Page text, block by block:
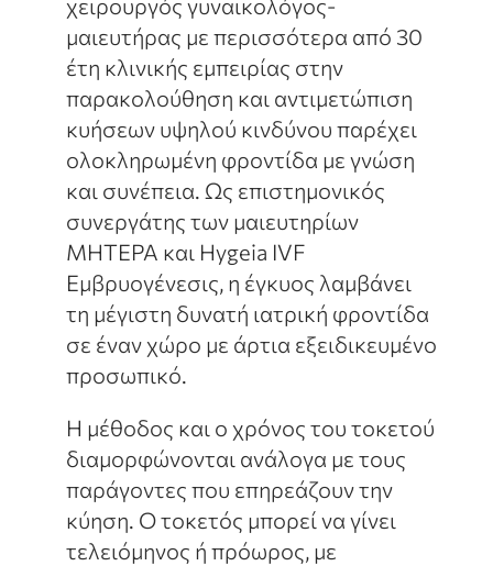
χειρουργός γυναικολόγος-
μαιευτήρας με περισσότερα από 30
έτη κλινικής εμπειρίας στην
παρακολούθηση και αντιμετώπιση
κυήσεων υψηλού κινδύνου παρέχει
ολοκληρωμένη φροντίδα με γνώση
και συνέπεια. Ως επιστημονικός
συνεργάτης των μαιευτηρίων
ΜΗΤΕΡΑ και Hygeia IVF
Εμβρυογένεσις, η έγκυος λαμβάνει
τη μέγιστη δυνατή ιατρική φροντίδα
σε έναν χώρο με άρτια εξειδικευμένο
προσωπικό.
Η μέθοδος και ο χρόνος του τοκετού
διαμορφώνονται ανάλογα με τους
παράγοντες που επηρεάζουν την
κύηση. Ο τοκετός μπορεί να γίνει
τελειόμηνος ή πρόωρος, με